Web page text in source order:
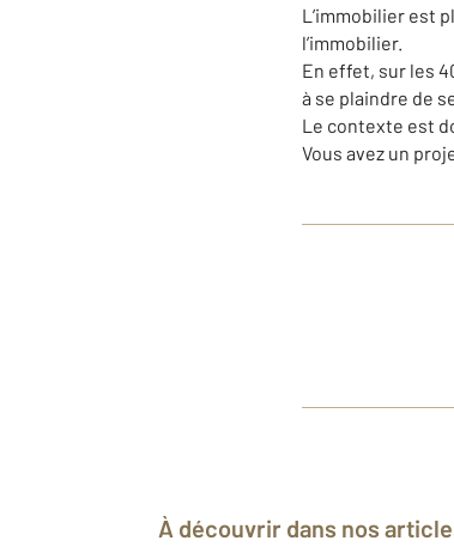
L’immobilier est
l’immobilier.
En effet, sur les
à se plaindre de
Le contexte est
Vous avez un
À découvrir dans nos